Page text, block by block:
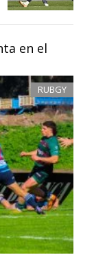
en el
RUBGY